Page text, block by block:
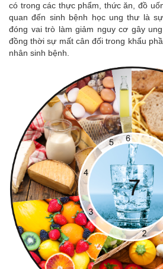
có trong các thực phẩm, thức ăn, đồ
quan đến sinh bệnh học ung thư là
đóng vai trò làm giảm nguy cơ gây
đồng thời sự mất cân đối trong khẩu
nhân sinh bệnh.